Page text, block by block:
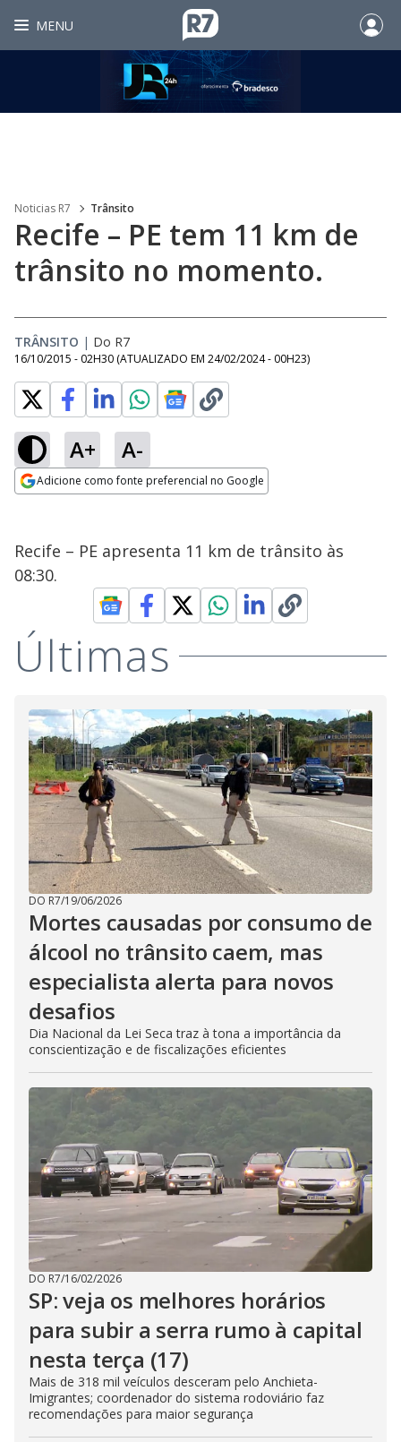
MENU
Noticias R7 Trânsito
Recife – PE tem 11 km de
trânsito no momento.
TRÂNSITO | Do R7
16/10/2015 - 02H30 (ATUALIZADO EM 24/02/2024 - 00H23)
A+ A-
Adicione como fonte preferencial no Google
Recife – PE apresenta 11 km de trânsito às
08:30.
Últimas
DO R7/19/06/2026
Mortes causadas por consumo de
álcool no trânsito caem, mas
especialista alerta para novos
desafios
Dia Nacional da Lei Seca traz à tona a importância da
conscientização e de fiscalizações eficientes
DO R7/16/02/2026
SP: veja os melhores horários
para subir a serra rumo à capital
nesta terça (17)
Mais de 318 mil veículos desceram pelo Anchieta-
Imigrantes; coordenador do sistema rodoviário faz
recomendações para maior segurança